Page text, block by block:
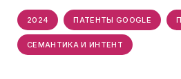
2024 ПАТЕНТЫ GOOGLE
СЕМАНТИКА И ИНТЕНТ